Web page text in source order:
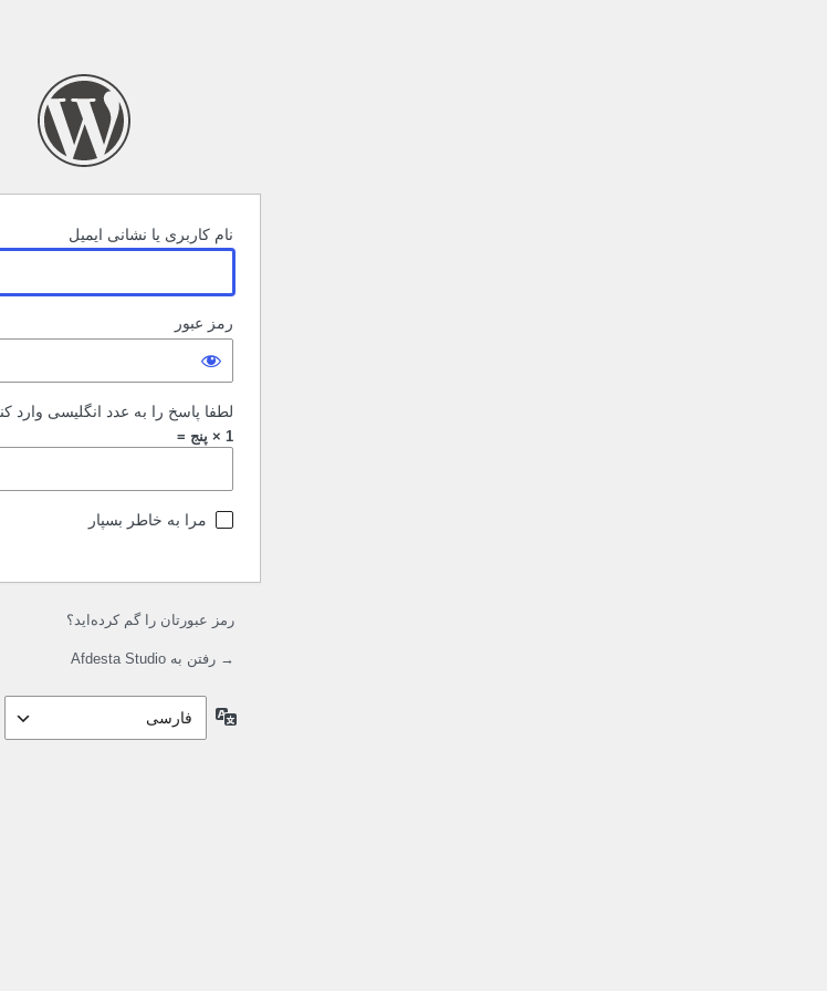
نام کاربری یا نشانی ایمیل
رمز عبور
لطفا پاسخ را به عدد انگلیسی وارد
1 × پنج =
مرا به خاطر بسپار
رمز عبورتان را گم کرده‌اید؟
→ رفتن به Afdesta Studio
زبان